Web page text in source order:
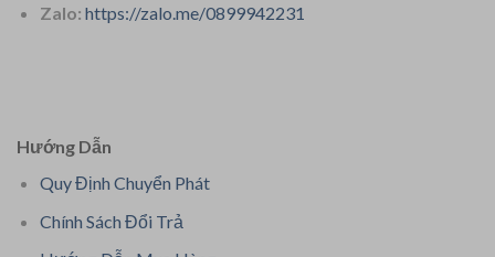
Zalo: https://zalo.me/0899942231
Hướng Dẫn
Quy Định Chuyển Phát
Chính Sách Đổi Trả